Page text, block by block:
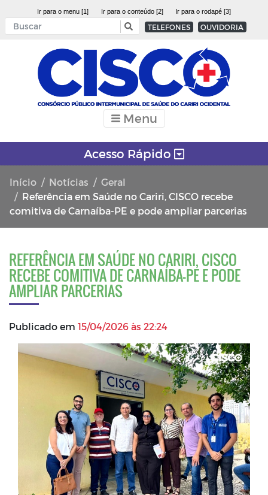
Ir para o menu [1] Ir para o conteúdo [2] Ir para o rodapé [3]
TELEFONES OUVIDORIA
Menu
Acesso Rápido
Início Notícias
Geral
Referência em Saúde no Cariri, CISCO recebe
comitiva de Carnaíba-PE e pode ampliar parcerias
REFERÊNCIA EM SAÚDE NO CARIRI, CISCO
RECEBE COMITIVA DE CARNAÍBA-PE E PODE
AMPLIAR PARCERIAS
Publicado em 15/04/2026 às 22:24